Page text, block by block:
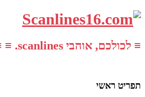
≡ לכולכם, אוהבי scanlines. ≡ ≡ ≡ ≡
תפריט ראשי